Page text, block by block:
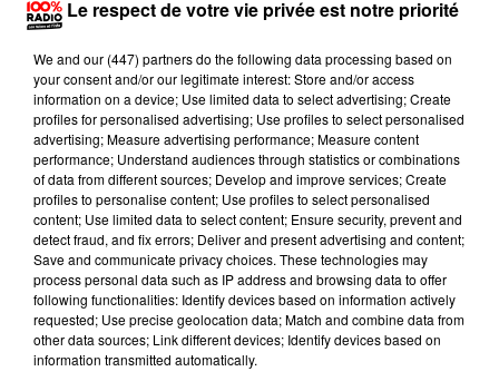
Lecture (2 min 22 sec)
100%
100% Radio les infos du Pays Catalan
Le respect de votre vie privée est notre priorité
We and our (447) partnersdo the following data processing based on
your consent and/or our legitimate interest: Store and/or access
information on a device; Use limited data to select advertising; Create
profiles for personalised advertising; Use profiles to select personalised
advertising; Measure advertising performance; Measure content
performance; Understand audiences through statistics or combinations
of data from different sources; Develop and improve services; Create
profiles to personalise content; Use profiles to select personalised
content; Use limited data to select content; Ensure security, prevent and
detect fraud, and fix errors; Deliver and present advertising and content;
Save and communicate privacy choices. These technologies may
process personal data such as IP address and browsing data to offer
following functionalities: Identify devices based on information actively
requested; Use precise geolocation data; Match and combine data from
other data sources; Link different devices; Identify devices based on
information transmitted automatically.